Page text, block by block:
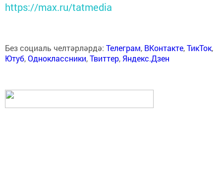
https://max.ru/tatmedia
Без социаль челтәрләрдә: Телеграм, ВКонтакте,ТикТок,
Ютуб,Одноклассники,Твиттер, Яндекс.Дзен